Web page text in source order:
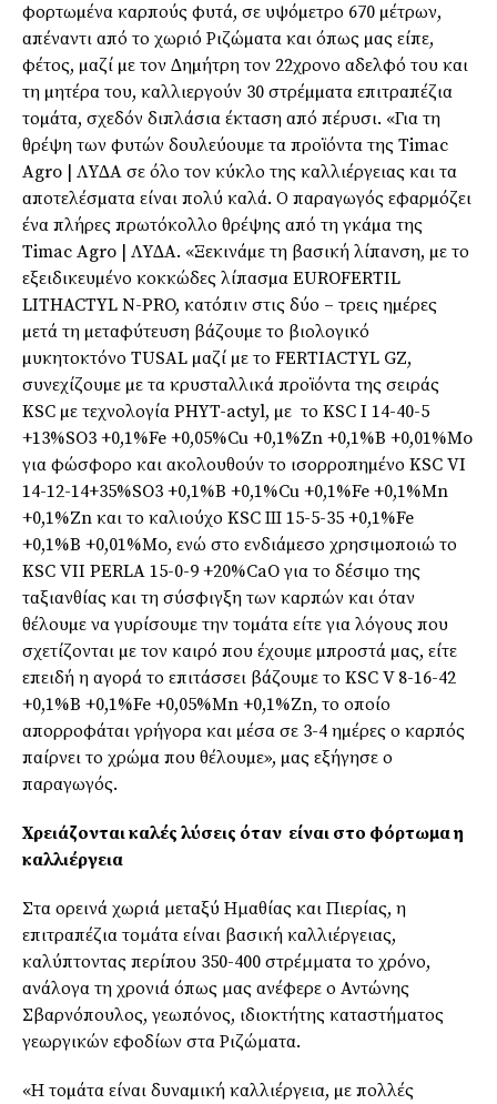
φορτωµένα καρπούς φυτά, σε υψόµετρο 670 µέτρων,
απέναντι από το χωριό Ριζώµατα και όπως µας είπε,
φέτος, µαζί µε τον ∆ηµήτρη τον 22χρονο αδελφό του και
τη µητέρα του, καλλιεργούν 30 στρέµµατα επιτραπέζια
τοµάτα, σχεδόν διπλάσια έκταση από πέρυσι. «Για τη
θρέψη των φυτών δουλεύουµε τα προϊόντα της Timac
Agro | ΛΥ∆Α σε όλο τον κύκλο της καλλιέργειας και τα
αποτελέσµατα είναι πολύ καλά. Ο παραγωγός εφαρµόζει
ένα πλήρες πρωτόκολλο θρέψης από τη γκάµα της
Timac Agro | ΛΥ∆Α. «Ξεκινάµε τη βασική λίπανση, µε το
εξειδικευµένο κοκκώδες λίπασµα EUROFERTIL
LITHACTYL N-PRO, κατόπιν στις δύο – τρεις ηµέρες
µετά τη µεταφύτευση βάζουµε το βιολογικό
µυκητοκτόνο TUSAL µαζί µε το FERTIACTYL GZ,
συνεχίζουµε µε τα κρυσταλλικά προϊόντα της σειράς
KSC µε τεχνολογία PHYT-actyl, µε το KSC I 14-40-5
+13%SO3 +0,1%Fe +0,05%Cu +0,1%Zn +0,1%B +0,01%Mo
για φώσφορο και ακολουθούν το ισορροπηµένο KSC VI
14-12-14+35%SO3 +0,1%B +0,1%Cu +0,1%Fe +0,1%Mn
+0,1%Zn και το καλιούχο KSC ΙΙΙ 15-5-35 +0,1%Fe
+0,1%B +0,01%Mo, ενώ στο ενδιάµεσο χρησιµοποιώ το
KSC VII PERLA 15-0-9 +20%CaO για το δέσιµο της
ταξιανθίας και τη σύσφιγξη των καρπών και όταν
θέλουµε να γυρίσουµε την τοµάτα είτε για λόγους που
σχετίζονται µε τον καιρό που έχουµε µπροστά µας, είτε
επειδή η αγορά το επιτάσσει βάζουµε το KSC V 8-16-42
+0,1%B +0,1%Fe +0,05%Mn +0,1%Zn, το οποίο
απορροφάται γρήγορα και µέσα σε 3-4 ηµέρες ο καρπός
παίρνει το χρώµα που θέλουµε», µας εξήγησε ο
παραγωγός.
Χρειάζονται καλές λύσεις όταν είναι στο φόρτωμα η
καλλιέργεια
Στα ορεινά χωριά μεταξύ Ημαθίας και Πιερίας, η
επιτραπέζια τομάτα είναι βασική καλλιέργειας,
καλύπτοντας περίπου 350-400 στρέμματα το χρόνο,
ανάλογα τη χρονιά όπως μας ανέφερε ο Αντώνης
Σβαρνόπουλος, γεωπόνος, ιδιοκτήτης καταστήματος
γεωργικών εφοδίων στα Ριζώματα.
«Η τοµάτα είναι δυναµική καλλιέργεια, µε πολλές